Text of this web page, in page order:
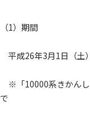
（1）期間
平成26年3月1日（土
※「10000系きかんし
で